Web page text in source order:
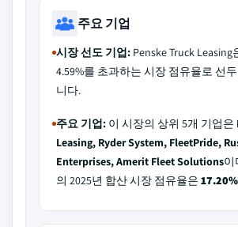
주요 기업
시장 선도 기업: Penske Truck Leasing
4.59%를 초과하는 시장 점유율로 선
니다.
주요 기업: 이 시장의 상위 5개 기업은
Leasing, Ryder System, FleetPride,
Enterprises, Amerit Fleet Solutions이
의 2025년 합산 시장 점유율은 17.20%